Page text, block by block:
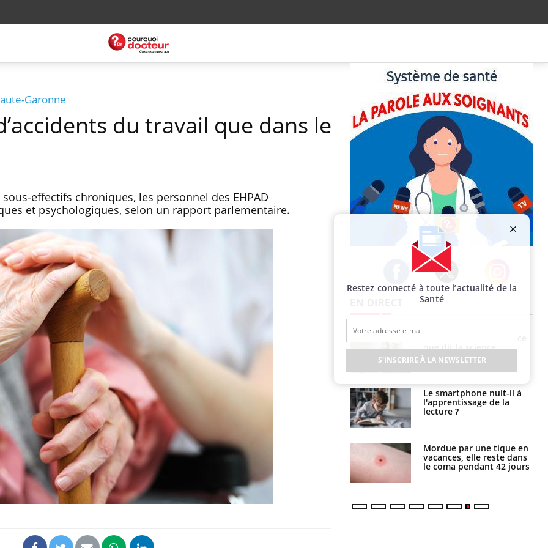
Garonne
du travail que dans le
sous-effectifs chroniques, les personnel des EHPAD
et psychologiques, selon un rapport parlementaire.
Facebook Twitter Instagram
La sieste empêche-t-elle
de dormir la nuit ?
VIH : la fin du comprimé
tous les jours se profile-t-
elle enfin ?
Pourquoi votre ventre
gâche-t-il les premiers
jours de vos vacances ?
pourquoi le risque de
Pourquoi manger moins
de protéines pourrait
que dit la science
Le smartphone nuit-il à
l'apprentissage de la
lecture ?
Mordue par une tique en
vacances, elle reste dans
le coma pendant 42 jours
Restez connecté à toute l’actualité de la
Santé
S'INSCRIRE À LA NEWSLETTER